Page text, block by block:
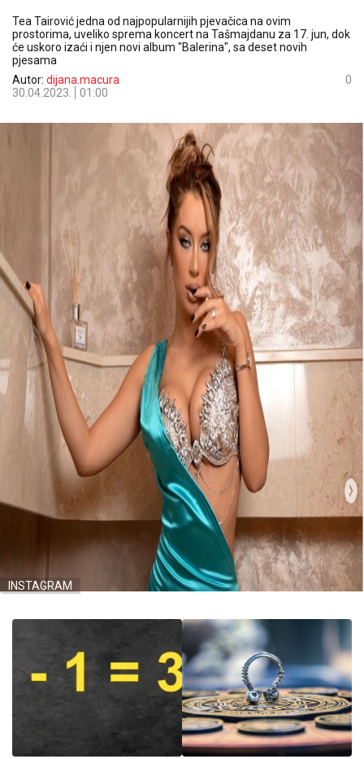
Tea Tairović jedna od najpopularnijih pjevačica na ovim
prostorima, uveliko sprema koncert na Tašmajdanu za 17. jun, dok
će uskoro izaći i njen novi album "Balerina", sa deset novih
pjesama
Autor: dijana.macura
30.04.2023.
01:00
0
INSTAGRAM